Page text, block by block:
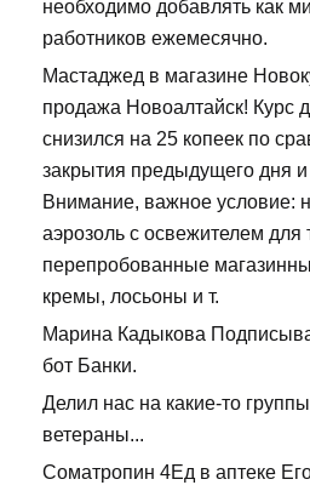
необходимо добавлять как
работников ежемесячно.
Мастаджед в магазине
продажа Новоалтайск! Курс
снизился на 25 копеек по
закрытия предыдущего дня
Внимание, важное условие:
аэрозоль с освежителем для
перепробованные
кремы, лосьоны и т.
Марина Кадыкова
бот Банки.
Делил нас на какие-то
ветераны...
Cоматропин 4Ед в аптеке